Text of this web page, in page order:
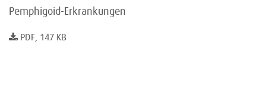
Pemphigoid-Erkrankungen
PDF, 147 KB